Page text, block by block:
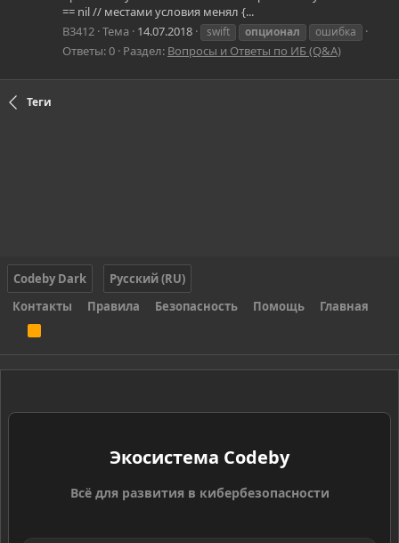
== nil // местами условия менял {...
B3412 Тема 14.07.2018 swift опционал ошибка
Ответы: 0 Раздел: Вопросы и Ответы по ИБ (Q&A)
Теги
Codeby Dark
Русский (RU)
Контакты
Правила Безопасность Помощь Главная
S
Экосистема Codeby
Всё для развития в кибербезопасности